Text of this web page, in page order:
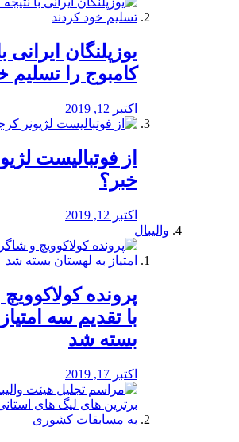
یوزپلنگان
کامبوج را تسلیم
اکتبر 12, 2019
از فوتبالیست
خبر؟
اکتبر 12, 2019
والیبال
پرونده
با تقدیم سه
بسته شد
اکتبر 17, 2019